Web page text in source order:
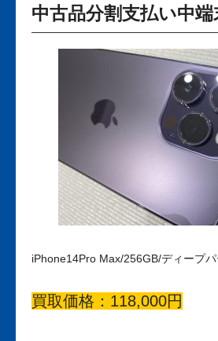
中古品分割支払い中端
iPhone14Pro Max/256GB/ディープ
買取価格：118,000円